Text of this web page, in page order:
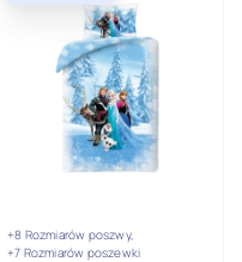
+8 Rozmiarów poszwy,
+7 Rozmiarów poszewki